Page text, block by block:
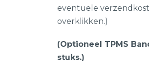
eventuele
overklikken.)
(Optioneel TPMS
stuks.)